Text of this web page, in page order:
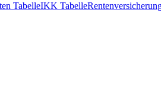
TabelleIKK Tabelle